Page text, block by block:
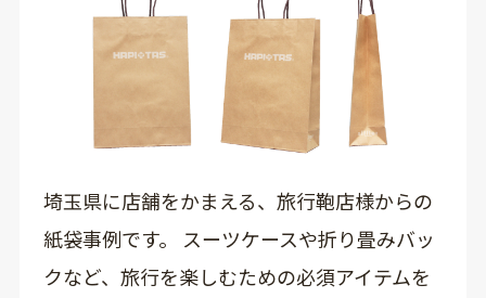
埼玉県に店舗をかまえる、旅行鞄店様からの
紙袋事例です。 スーツケースや折り畳みバッ
クなど、旅行を楽しむための必須アイテムを